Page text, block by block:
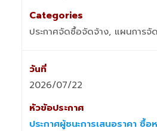
ประกาศจัดซื้อจัดจ้าง, แผนการจั
2026/07/22
ประกาศผู้ชนะการเสนอราคา